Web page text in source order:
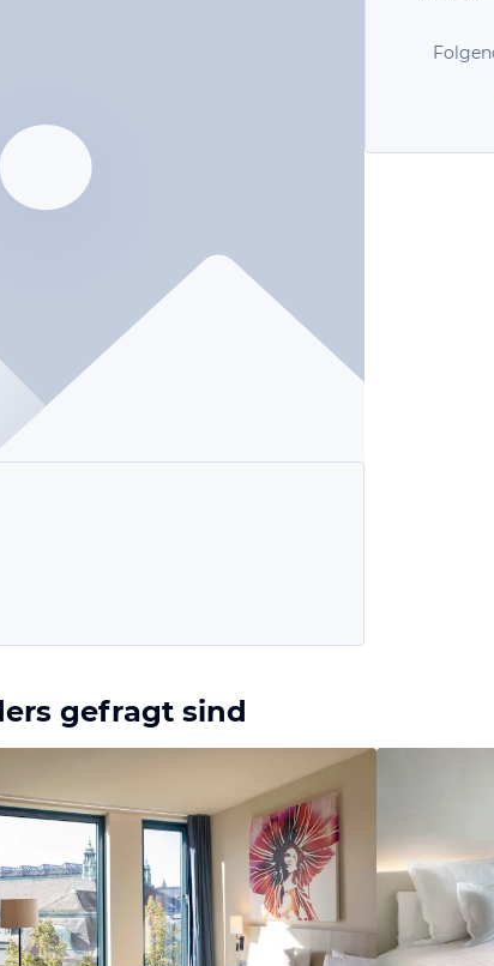
gefragt sind